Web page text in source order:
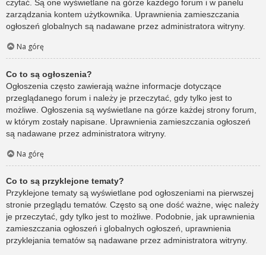
czytać. Są one wyświetlane na górze każdego forum i w panelu
zarządzania kontem użytkownika. Uprawnienia zamieszczania
ogłoszeń globalnych są nadawane przez administratora witryny.
Na górę
Co to są ogłoszenia?
Ogłoszenia często zawierają ważne informacje dotyczące
przeglądanego forum i należy je przeczytać, gdy tylko jest to
możliwe. Ogłoszenia są wyświetlane na górze każdej strony forum,
w którym zostały napisane. Uprawnienia zamieszczania ogłoszeń
są nadawane przez administratora witryny.
Na górę
Co to są przyklejone tematy?
Przyklejone tematy są wyświetlane pod ogłoszeniami na pierwszej
stronie przeglądu tematów. Często są one dość ważne, więc należy
je przeczytać, gdy tylko jest to możliwe. Podobnie, jak uprawnienia
zamieszczania ogłoszeń i globalnych ogłoszeń, uprawnienia
przyklejania tematów są nadawane przez administratora witryny.